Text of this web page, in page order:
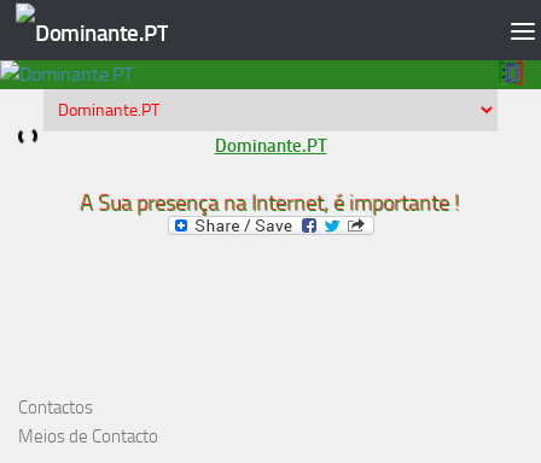
Skip to content
Dominante.PT
A Sua presença na Internet, é importante !
Contactos
Meios de Contacto